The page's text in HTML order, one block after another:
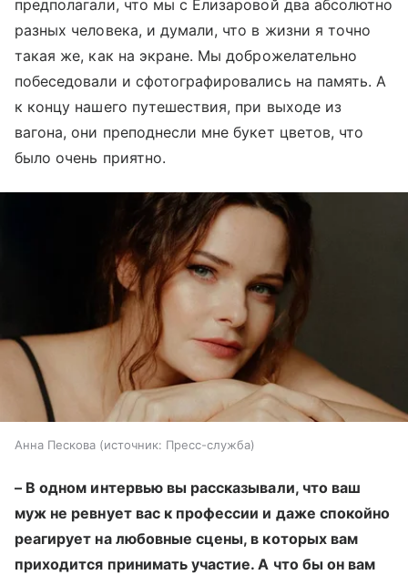
предполагали, что мы с Елизаровой два абсолютно
разных человека, и думали, что в жизни я точно
такая же, как на экране. Мы доброжелательно
побеседовали и сфотографировались на память. А
к концу нашего путешествия, при выходе из
вагона, они преподнесли мне букет цветов, что
было очень приятно.
Анна Пескова источник: Пресс-служба
– В одном интервью вы рассказывали, что ваш
муж не ревнует вас к профессии и даже спокойно
реагирует на любовные сцены, в которых вам
приходится принимать участие. А что бы он вам